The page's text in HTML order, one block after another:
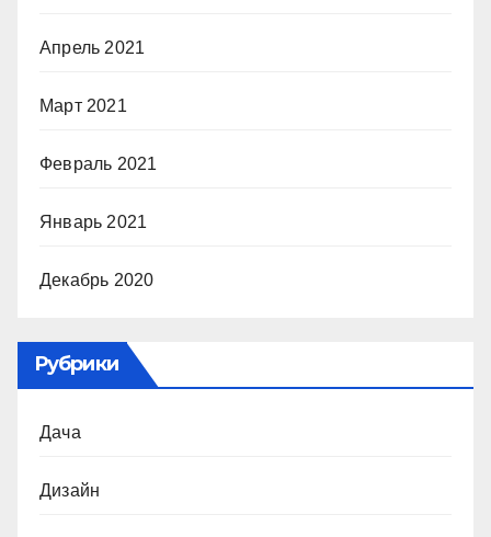
Апрель 2021
Март 2021
Февраль 2021
Январь 2021
Декабрь 2020
Рубрики
Дача
Дизайн